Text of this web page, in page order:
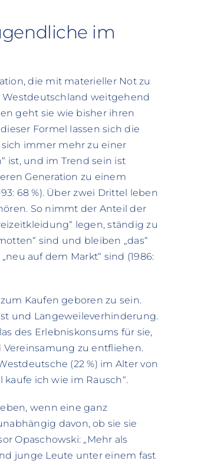
im
die mit materieller Not zu
weitgehend
geht sie wie bisher ihren
Formel lassen sich die
immer mehr zu einer
ist, und im Trend sein ist
Generation zu einem
68 %). Über zwei Drittel leben
So nimmt der Anteil der
legen, ständig zu
sind und bleiben „das“
auf dem Markt“ sind (1986:
Kaufen geboren zu sein.
und Langeweileverhinderung.
des Erlebniskonsums für sie,
zu entfliehen.
(22 %) im Alter von
ich wie im Rausch“.
wenn eine ganz
davon, ob sie sie
Opaschowski: „Mehr als
junge Leute unter einem fast